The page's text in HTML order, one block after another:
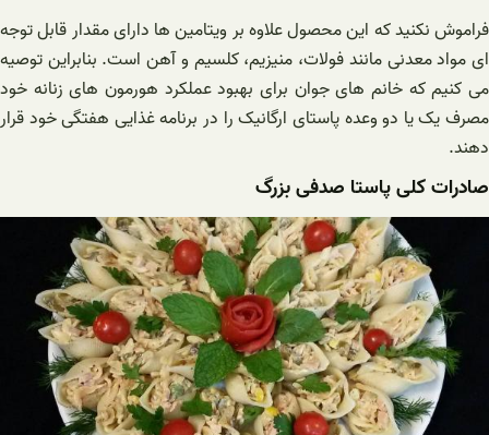
فراموش نکنید که این محصول علاوه بر ویتامین ها دارای مقدار قابل توجه
ای مواد معدنی مانند فولات، منیزیم، کلسیم و آهن است. بنابراین توصیه
می کنیم که خانم های جوان برای بهبود عملکرد هورمون های زنانه خود
مصرف یک یا دو وعده پاستای ارگانیک را در برنامه غذایی هفتگی خود قرار
دهند.
صادرات کلی پاستا صدفی بزرگ